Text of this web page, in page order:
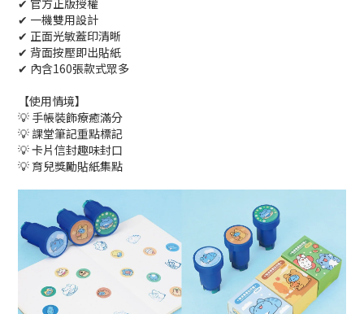
✔ 官方正版授權
✔ 一機雙用設計
✔ 正面光敏蓋印清晰
✔ 背面按壓即出貼紙
✔ 內含160張款式眾多
【使用情境】
💡 手帳裝飾療癒滿分
💡 課堂筆記重點標記
💡 卡片信封趣味封口
💡 育兒獎勵貼紙集點